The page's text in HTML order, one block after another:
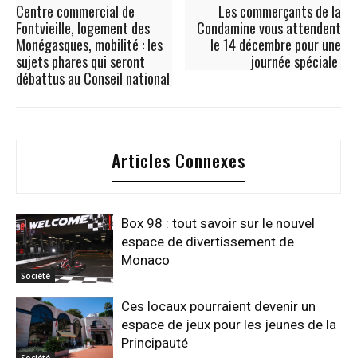
Centre commercial de
Fontvieille, logement des
Monégasques, mobilité : les
sujets phares qui seront
débattus au Conseil national
Les commerçants de la
Condamine vous attendent
le 14 décembre pour une
journée spéciale
Articles Connexes
Société
Box 98 : tout savoir sur le nouvel
espace de divertissement de
Monaco
Ces locaux pourraient devenir un
espace de jeux pour les jeunes de la
Principauté